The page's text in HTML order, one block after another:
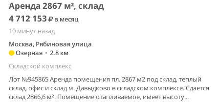
Аренда 2867 м², склад
4 712 153
в месяц
10 минут назад
Москва, Рябиновая улица
Озерная • 2.8 км
Складской комплекс
Лот №945865 Аренда помещения пл. 2867 м2 под склад, теплый
склад, офис и склад м. Давыдково в складском комплексе. Сдается
склад 2866,6 м². Помещение отапливаемое, имеет высоту...